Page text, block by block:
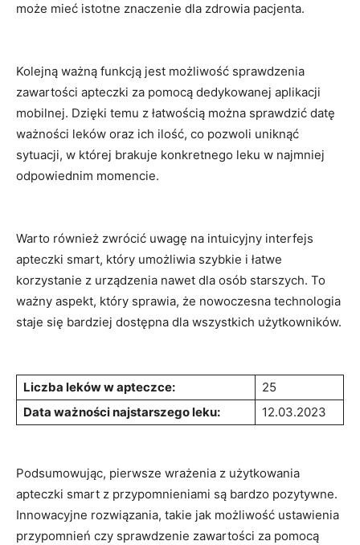
może mieć​ istotne znaczenie ⁣dla zdrowia pacjenta.
Kolejną ważną funkcją jest możliwość sprawdzenia
zawartości⁤ apteczki za pomocą dedykowanej aplikacji
mobilnej. Dzięki temu z ⁤łatwością można⁤ sprawdzić ⁢datę‌
ważności​ leków ​oraz ⁣ich ⁢ilość, co pozwoli uniknąć
sytuacji, w ‍której ⁣brakuje konkretnego leku w najmniej
odpowiednim momencie.
Warto również zwrócić ⁣uwagę na intuicyjny⁢ interfejs
apteczki‍ smart, który ‌umożliwia szybkie i łatwe
korzystanie ‍z urządzenia nawet dla osób starszych.‌ To⁣
ważny aspekt, który⁢ sprawia, że nowoczesna technologia
staje się​ bardziej dostępna ‌dla⁢ wszystkich ​użytkowników.
Liczba ⁣leków w apteczce:
25
Data ważności najstarszego leku:
12.03.2023
Podsumowując, pierwsze wrażenia z ⁢użytkowania
apteczki smart z ‍przypomnieniami są bardzo ⁤pozytywne.
Innowacyjne rozwiązania, takie jak możliwość ustawienia
przypomnień czy sprawdzenie zawartości ‍za pomocą